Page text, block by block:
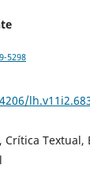
5298
Crítica Textual,